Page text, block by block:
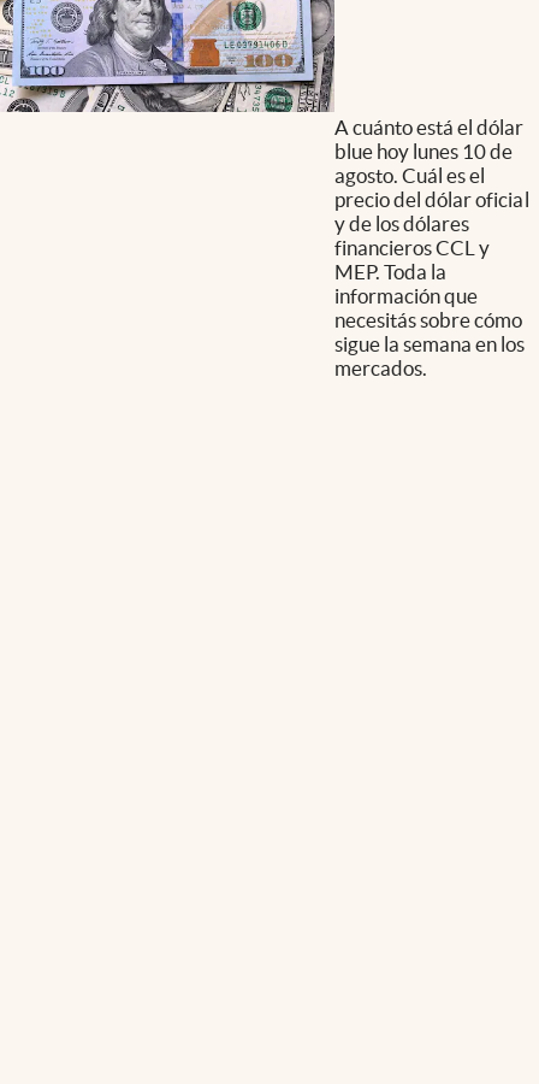
A cuánto está el dólar
blue hoy lunes 10 de
agosto. Cuál es el
precio del dólar oficial
y de los dólares
financieros CCL y
MEP. Toda la
información que
necesitás sobre cómo
sigue la semana en los
mercados.